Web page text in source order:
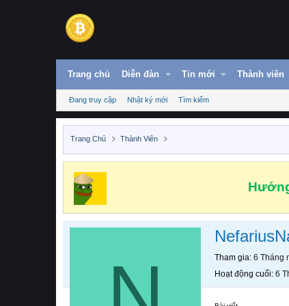
Trang chủ Diễn đàn Tin mới Thành viên
Đang truy cập Nhật ký mới Tìm kiếm
Trang Chủ Thành Viên
Tham gia 6 Tháng
Hoạt động cuối 6